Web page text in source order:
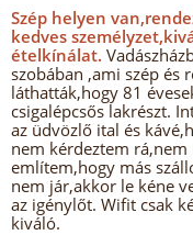
Szép helyen
kedves
ételkínálat.
szobában ,ami szép és
láthatták,hogy 81
csigalépcsős lakrészt.
az üdvözlő ital és
nem kérdeztem
említem,hogy más
nem jár,akkor le kéne
az igénylőt. Wifit csak
kiváló.